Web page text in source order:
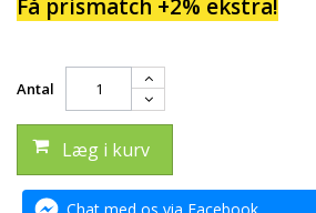
Få prismatch +2% ekstra!
Antal
Læg i kurv